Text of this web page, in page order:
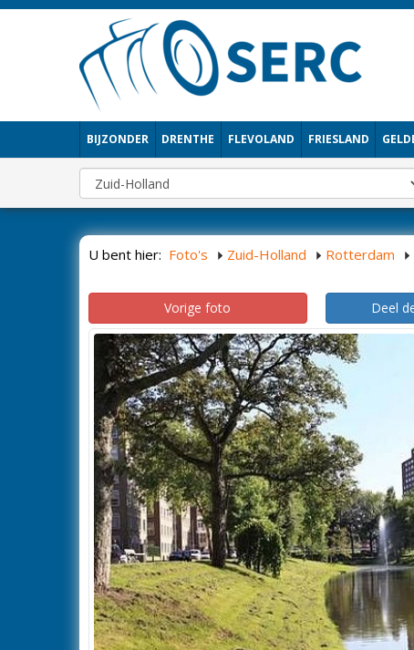
BIJZONDER DRENTHE FLEVOLAND FRIESLAND
U bent hier: Foto's Zuid-Holland Rotterdam
Vorige foto Deel